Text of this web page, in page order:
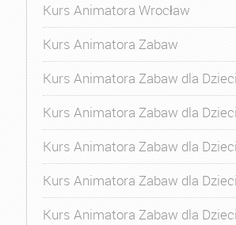
Kurs Animatora Wrocław
Kurs Animatora Zabaw
Kurs Animatora Zabaw dla Dzieci
Kurs Animatora Zabaw dla
Kurs Animatora Zabaw dla
Kurs Animatora Zabaw dla
Kurs Animatora Zabaw dla